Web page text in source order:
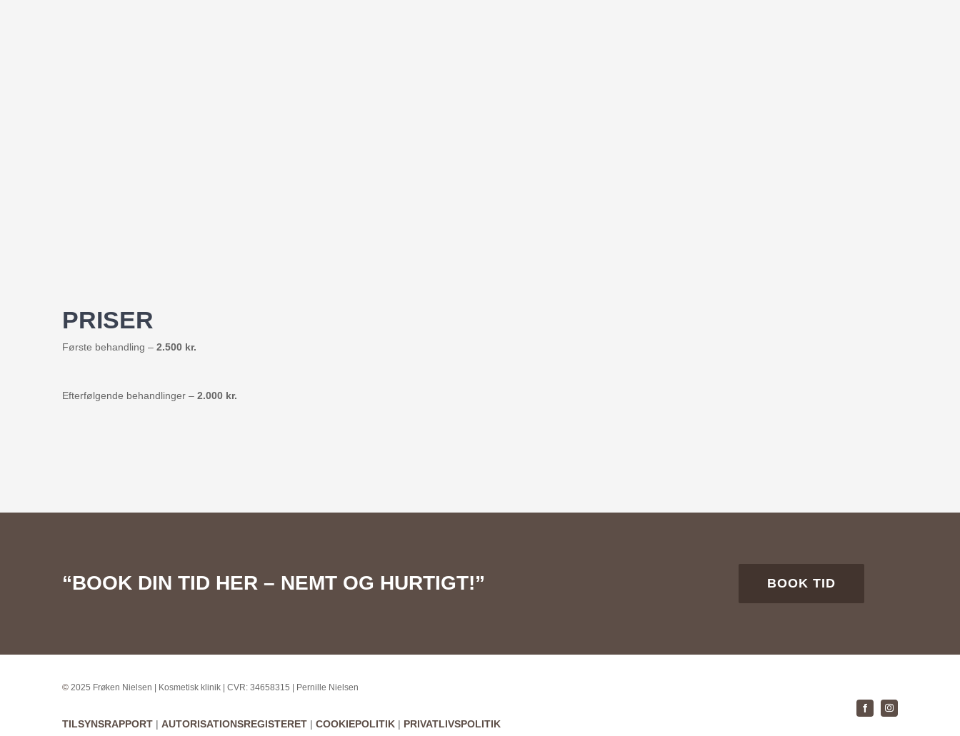
PRISER
Første behandling – 2.500 kr.
Efterfølgende behandlinger – 2.000 kr.
“BOOK DIN TID HER – NEMT OG HURTIGT!” BOOK TID
©2025 Frøken Nielsen | Kosmetisk klinik | CVR: 34658315 | Pernille Nielsen
TILSYNSRAPPORT| AUTORISATIONSREGISTERET| COOKIEPOLITIK | PRIVATLIVSPOLITIK